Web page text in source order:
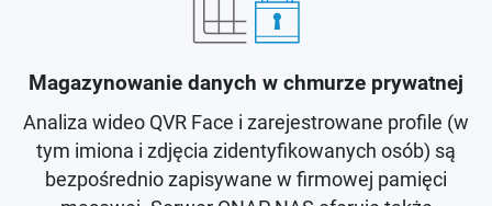
Magazynowanie danych w chmurze prywatnej
Analiza wideo QVR Face i zarejestrowane profile (w
tym imiona i zdjęcia zidentyfikowanych osób) są
bezpośrednio zapisywane w firmowej pamięci